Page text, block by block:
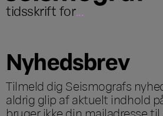
tidsskrift for...
Nyhedsbrev
Tilmeld dig Seismografs
aldrig glip af aktuelt indhold
bruger ikke din mailadresse